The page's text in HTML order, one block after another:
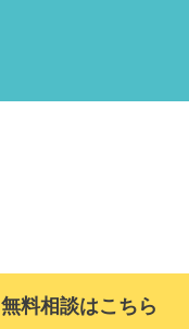
無料相談はこちら